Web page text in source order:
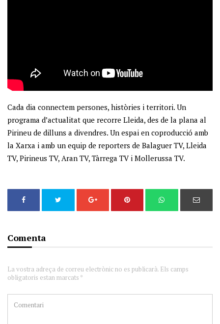
Cada dia connectem persones, històries i territori. Un
programa d’actualitat que recorre Lleida, des de la plana al
Pirineu de dilluns a divendres. Un espai en coproducció amb
la Xarxa i amb un equip de reporters de Balaguer TV, Lleida
TV, Pirineus TV, Aran TV, Tàrrega TV i Mollerussa TV.
Comenta
La vostra adreça de correu electrònic no es publicarà. Els camps
obligatoris estan marcats *